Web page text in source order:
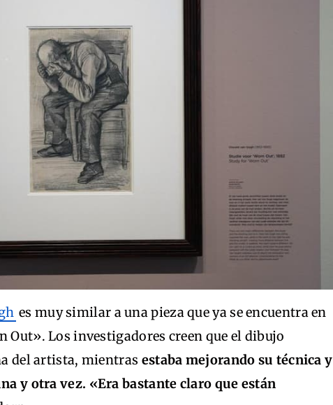
es muy similar a una pieza que ya se encuentra en
Los investigadores creen que el dibujo
del artista, mientras estaba mejorando su técnica y
y otra vez. «Era bastante claro que están